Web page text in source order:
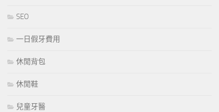
SEO
一日假牙費用
休閒背包
休閒鞋
兒童牙醫